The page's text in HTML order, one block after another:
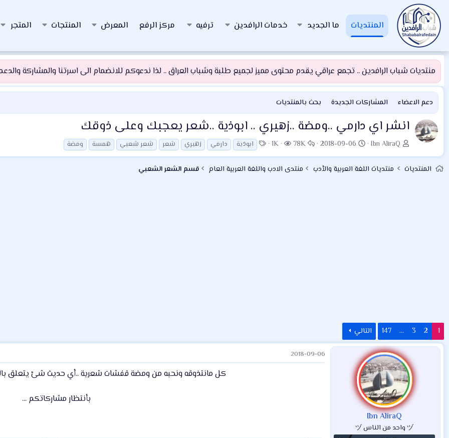
المنتديات ما الجديد خدمات الرافدين ترفيه مركز الرفع المعرض المنتجات المتجر
منتديات شباب الرافدين .. تجمع عراقي يقدم محتوى مميز لجميع طلبة وشباب العراق .. لذا ندعوكم للانضمام الى اسرتنا والمشاركة
دعم الاعضاء المشاركات الجديدة بحث بالمنتديات
انشر اي دارمي ..ومضة ..زهيري .. ابوذية ..شعر يعجبك وعلى ذوقك
ب
ا
د
Ibn AliraQ
ت
ا
ر
2018-09-06
ا
ل
ر
1K
ا
ل
م
78K
ا
ل
و
ابوذية دارمي زهيري شعر شعر شعبي همسة ومضة
المنتديات منتديات اللغة العربية والأدب منتدى الادب واللغة العربية العام قسم الشعر الشعبي
1
2
3
…
147 التالي
Ibn AliraQ
ヅ واحد من الناس ヅ
2018-09-06
كل مانتذوقه ونحبه من ومضة قفشات شعرية ..أي حديث شئ يتعلق
بأنتظار مشاركاتكم ...